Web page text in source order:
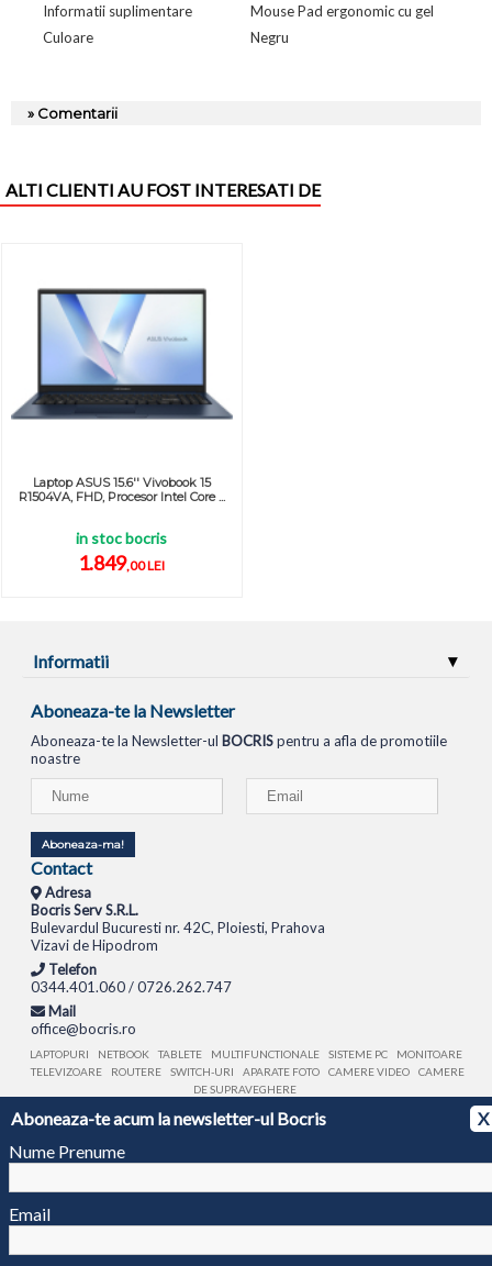
Aboneaza-te acum la newsletter-ul Bocris
X
Nume Prenume
Email
Informatii suplimentare
Mouse Pad ergonomic cu gel
Culoare
Negru
» Comentarii
ALTI CLIENTI AU FOST INTERESATI DE
Laptop ASUS 15.6'' Vivobook 15
R1504VA, FHD, Procesor Intel Core ...
in stoc bocris
1.849,00 LEI
Informatii
Aboneaza-te la Newsletter
Aboneaza-te la Newsletter-ul BOCRISpentru a afla de promotiile
noastre
Aboneaza-ma!
Contact
Adresa
Bocris Serv S.R.L.
Bulevardul Bucuresti nr. 42C, Ploiesti, Prahova
Vizavi de Hipodrom
Telefon
0344.401.060 / 0726.262.747
Mail
office@bocris.ro
LAPTOPURI NETBOOK TABLETE MULTIFUNCTIONALE SISTEME PC
MONITOARE
TELEVIZOARE
ROUTERE SWITCH-URI APARATE FOTO CAMERE VIDEO
CAMERE
DE SUPRAVEGHERE